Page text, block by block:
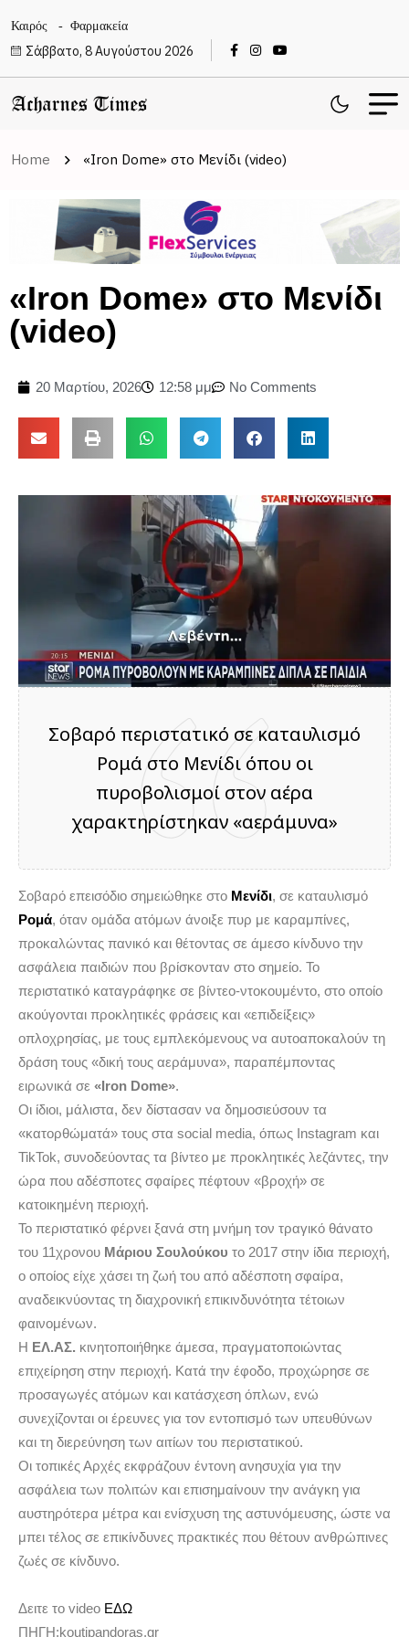
Καιρός Φαρμακεία
Σάββατο, 8 Αυγούστου 2026
Home «Ιron Dome» στο Μενίδι (video)
«Ιron Dome» στο Μενίδι
(video)
20 Μαρτίου, 2026 12:58 μμ No Comments
Σοβαρό περιστατικό σε καταυλισμό
Ρομά στο Μενίδι όπου οι
πυροβολισμοί στον αέρα
χαρακτηρίστηκαν «αεράμυνα»
Σοβαρό επεισόδιο σημειώθηκε στο Μενίδι, σε καταυλισμό
Ρομά, όταν ομάδα ατόμων άνοιξε πυρ με καραμπίνες,
προκαλώντας πανικό και θέτοντας σε άμεσο κίνδυνο την
ασφάλεια παιδιών που βρίσκονταν στο σημείο. Το
περιστατικό καταγράφηκε σε βίντεο-ντοκουμέντο, στο οποίο
ακούγονται προκλητικές φράσεις και «επιδείξεις»
οπλοχρησίας, με τους εμπλεκόμενους να αυτοαποκαλούν τη
δράση τους «δική τους αεράμυνα», παραπέμποντας
ειρωνικά σε «Iron Dome».
Οι ίδιοι, μάλιστα, δεν δίστασαν να δημοσιεύσουν τα
«κατορθώματά» τους στα social media, όπως Instagram και
TikTok, συνοδεύοντας τα βίντεο με προκλητικές λεζάντες, την
ώρα που αδέσποτες σφαίρες πέφτουν «βροχή» σε
κατοικημένη περιοχή.
Το περιστατικό φέρνει ξανά στη μνήμη τον τραγικό θάνατο
του 11χρονου Μάριου Σουλούκου το 2017 στην ίδια περιοχή,
ο οποίος είχε χάσει τη ζωή του από αδέσποτη σφαίρα,
αναδεικνύοντας τη διαχρονική επικινδυνότητα τέτοιων
φαινομένων.
Η ΕΛ.ΑΣ. κινητοποιήθηκε άμεσα, πραγματοποιώντας
επιχείρηση στην περιοχή. Κατά την έφοδο, προχώρησε σε
προσαγωγές ατόμων και κατάσχεση όπλων, ενώ
συνεχίζονται οι έρευνες για τον εντοπισμό των υπευθύνων
και τη διερεύνηση των αιτίων του περιστατικού.
Οι τοπικές Αρχές εκφράζουν έντονη ανησυχία για την
ασφάλεια των πολιτών και επισημαίνουν την ανάγκη για
αυστηρότερα μέτρα και ενίσχυση της αστυνόμευσης, ώστε να
μπει τέλος σε επικίνδυνες πρακτικές που θέτουν ανθρώπινες
ζωές σε κίνδυνο.
Δειτε το video ΕΔΩ
ΠΗΓΗ:koutipandoras.gr